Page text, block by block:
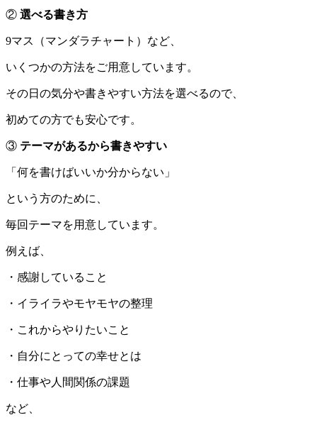
② 選べる書き方
9マス（マンダラチャート）など、
いくつかの方法をご用意しています。
その日の気分や書きやすい方法を選べるので、
初めての方でも安心です。
③ テーマがあるから書きやすい
「何を書けばいいか分からない」
という方のために、
毎回テーマを用意しています。
例えば、
・感謝していること
・イライラやモヤモヤの整理
・これからやりたいこと
・自分にとっての幸せとは
・仕事や人間関係の課題
など、